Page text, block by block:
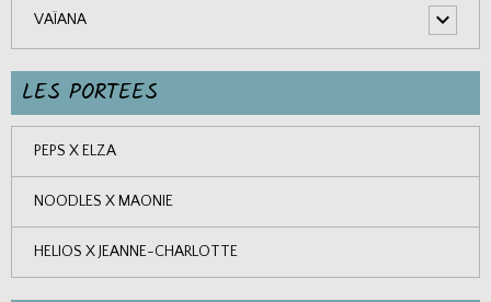
VAÏANA
LES PORTEES
PEPS X ELZA
NOODLES X MAONIE
HELIOS X JEANNE-CHARLOTTE